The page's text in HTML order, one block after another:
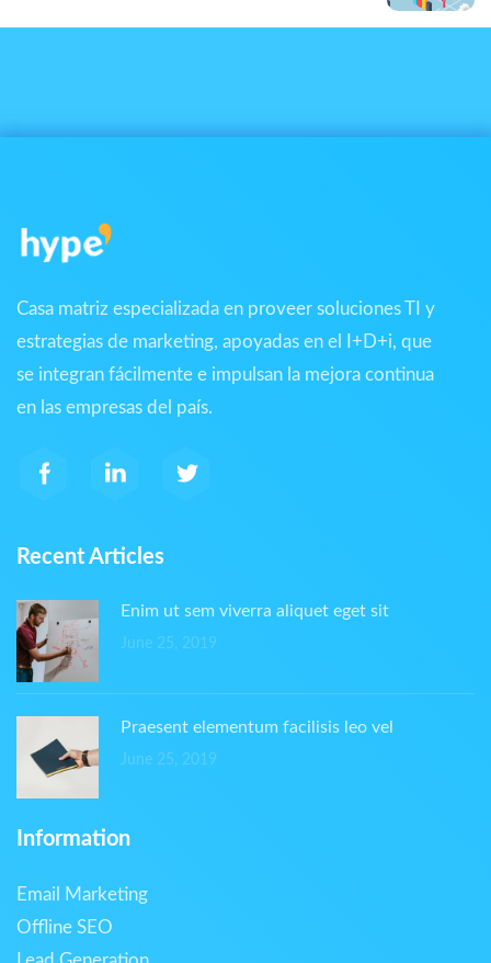
Casa matriz especializada en proveer soluciones TI y
estrategias de marketing, apoyadas en el I+D+i, que
se integran fácilmente e impulsan la mejora continua
en las empresas del país.
Recent Articles
Enim ut sem viverra aliquet eget sit
June 25, 2019
Praesent elementum facilisis leo vel
June 25, 2019
Information
Email Marketing
Offline SEO